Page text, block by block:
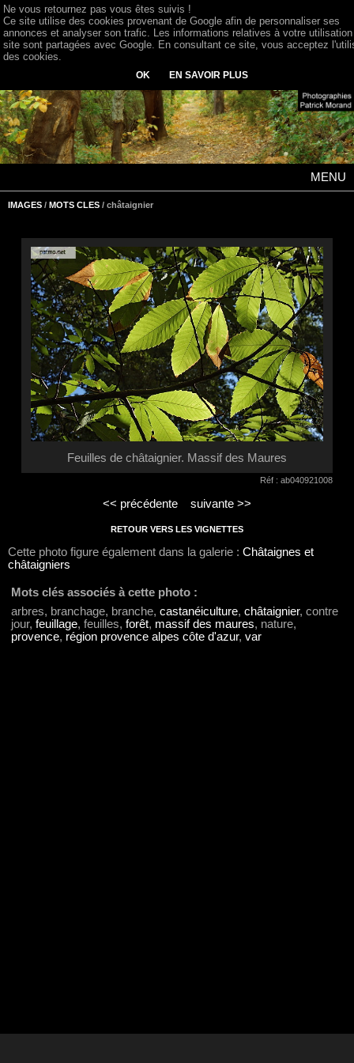
MENU
IMAGES / MOTS CLES / châtaignier
Feuilles de châtaignier. Massif des Maures
Réf : ab040921008
<< précédente suivante >>
RETOUR VERS LES VIGNETTES
Cette photo figure également dans la galerie : Châtaignes et
châtaigniers
Mots clés associés à cette photo :
arbres, branchage, branche, castanéiculture, châtaignier, contre
jour, feuillage, feuilles, forêt, massif des maures, nature,
provence, région provence alpes côte d'azur, var
Ne vous retournez pas vous êtes suivis !
Ce site utilise des cookies provenant de Google afin de personnaliser ses
annonces et analyser son trafic. Les informations relatives à votre
site sont partagées avec Google. En consultant ce site, vous acceptez
des cookies.
OK EN SAVOIR PLUS